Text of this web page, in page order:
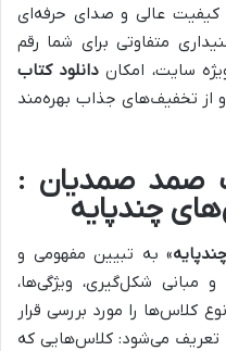
کیفیت عالی و صدای حرفه‌ای
متفاوتی برای شما رقم
سایت، امکان دانلود کتاب
از تخفیف‌های جذاب بهره‌مند
1 کتاب صمد صمدیان :
چندپایه
» به تبیین مفهومی و
و مبانی شکل‌گیری، ویژگی‌ها،
کلاس‌ها را مورد بررسی قرار
تعریف می‌شود: کلاس‌هایی که